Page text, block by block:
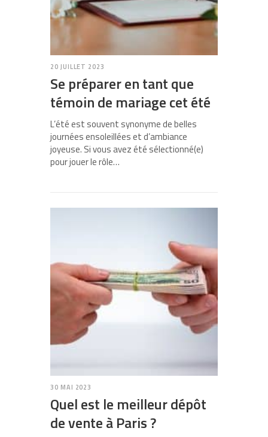
20 JUILLET 2023
Se préparer en tant que
témoin de mariage cet été
L’été est souvent synonyme de belles
journées ensoleillées et d’ambiance
joyeuse. Si vous avez été sélectionné(e)
pour jouer le rôle…
30 MAI 2023
Quel est le meilleur dépôt
de vente à Paris ?